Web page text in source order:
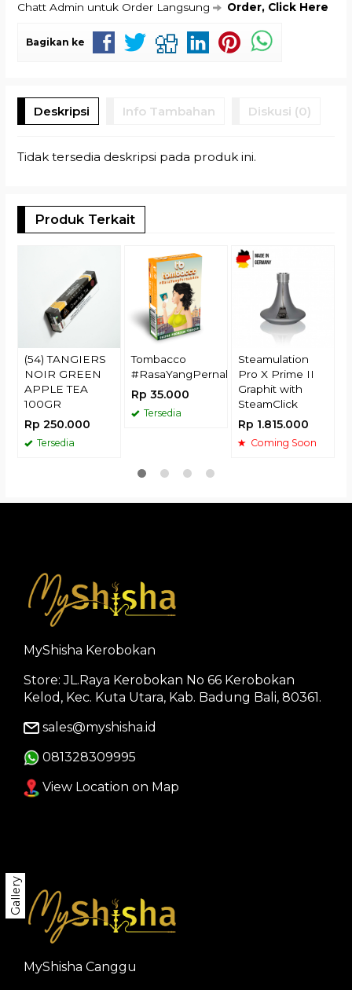
Chatt Admin untuk Order Langsung Order, Click Here
Bagikan ke
Deskripsi Info Tambahan Diskusi (0)
Tidak tersedia deskripsi pada produk ini.
Produk Terkait
(54) TANGIERS
NOIR GREEN
APPLE TEA
100GR
Rp 250.000
Tersedia
Tombacco
#RasaYangPernahAda
Rp 35.000
Tersedia
Steamulation
Pro X Prime II
Graphit with
SteamClick
Rp 1.815.000
Coming Soon
Gallery
MyShisha Kerobokan
Store: JL.Raya Kerobokan No 66 Kerobokan
Kelod, Kec. Kuta Utara, Kab. Badung Bali, 80361.
sales@myshisha.id
081328309995
View Location on Map
MyShisha Canggu